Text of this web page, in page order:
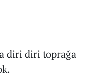
diri diri toprağa